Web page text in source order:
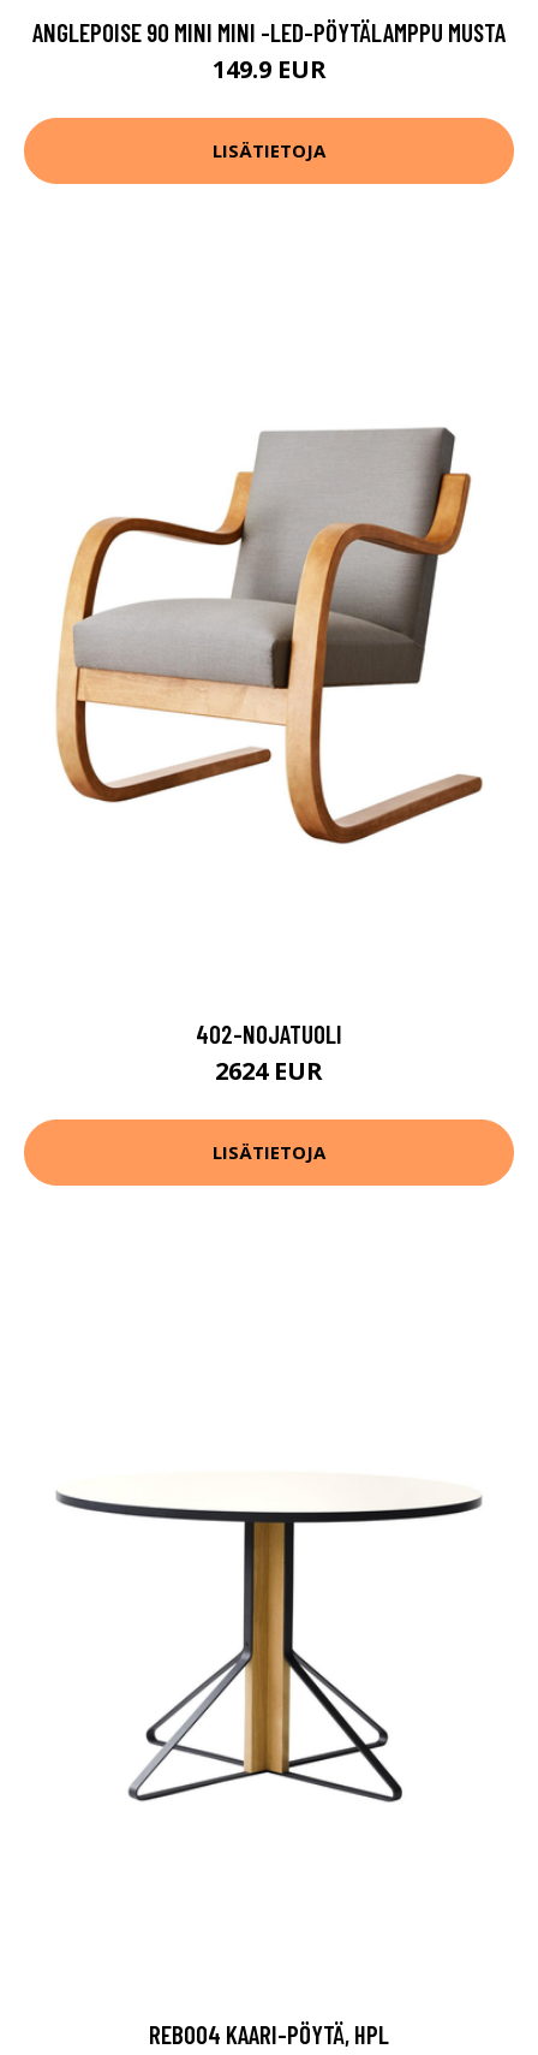
ANGLEPOISE 90 MINI MINI -LED-PÖYTÄLAMPPU MUSTA
149.9 EUR
LISÄTIETOJA
402-NOJATUOLI
2624 EUR
LISÄTIETOJA
REB004 KAARI-PÖYTÄ, HPL